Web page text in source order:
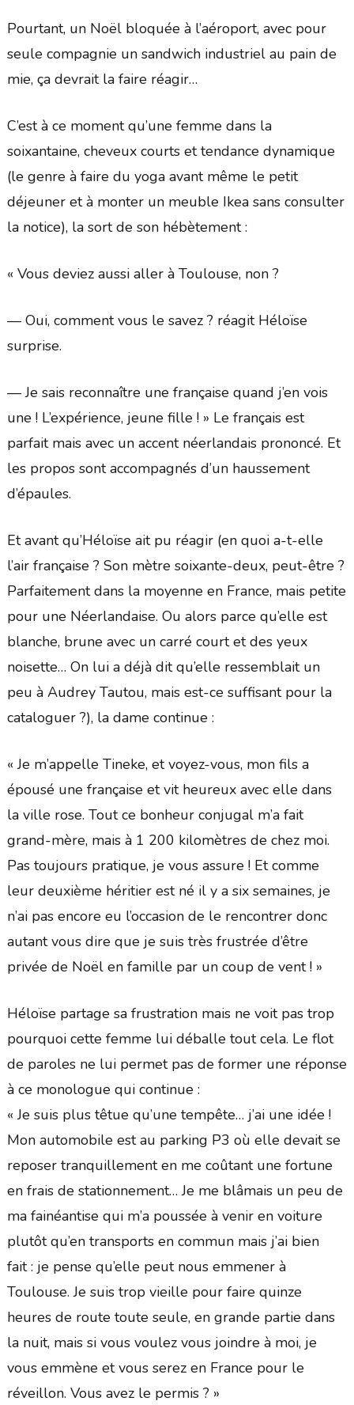
Pourtant, un Noël bloquée à l’aéroport, avec pour
seule compagnie un sandwich industriel au pain de
mie, ça devrait la faire réagir…
C’est à ce moment qu’une femme dans la
soixantaine, cheveux courts et tendance dynamique
(le genre à faire du yoga avant même le petit
déjeuner et à monter un meuble Ikea sans consulter
la notice), la sort de son hébètement :
« Vous deviez aussi aller à Toulouse, non ?
— Oui, comment vous le savez ? réagit Héloïse
surprise.
— Je sais reconnaître une française quand j’en vois
une ! L’expérience, jeune fille ! » Le français est
parfait mais avec un accent néerlandais prononcé. Et
les propos sont accompagnés d’un haussement
d’épaules.
Et avant qu’Héloïse ait pu réagir (en quoi a-t-elle
l’air française ? Son mètre soixante-deux, peut-être ?
Parfaitement dans la moyenne en France, mais petite
pour une Néerlandaise. Ou alors parce qu’elle est
blanche, brune avec un carré court et des yeux
noisette… On lui a déjà dit qu’elle ressemblait un
peu à Audrey Tautou, mais est-ce suffisant pour la
cataloguer ?), la dame continue :
« Je m’appelle Tineke, et voyez-vous, mon fils a
épousé une française et vit heureux avec elle dans
la ville rose. Tout ce bonheur conjugal m’a fait
grand-mère, mais à 1 200 kilomètres de chez moi.
Pas toujours pratique, je vous assure ! Et comme
leur deuxième héritier est né il y a six semaines, je
n’ai pas encore eu l’occasion de le rencontrer donc
autant vous dire que je suis très frustrée d’être
privée de Noël en famille par un coup de vent ! »
Héloïse partage sa frustration mais ne voit pas trop
pourquoi cette femme lui déballe tout cela. Le flot
de paroles ne lui permet pas de former une réponse
à ce monologue qui continue :
« Je suis plus têtue qu’une tempête… j’ai une idée !
Mon automobile est au parking P3 où elle devait se
reposer tranquillement en me coûtant une fortune
en frais de stationnement… Je me blâmais un peu de
ma fainéantise qui m’a poussée à venir en voiture
plutôt qu’en transports en commun mais j’ai bien
fait : je pense qu’elle peut nous emmener à
Toulouse. Je suis trop vieille pour faire quinze
heures de route toute seule, en grande partie dans
la nuit, mais si vous voulez vous joindre à moi, je
vous emmène et vous serez en France pour le
réveillon. Vous avez le permis ? »